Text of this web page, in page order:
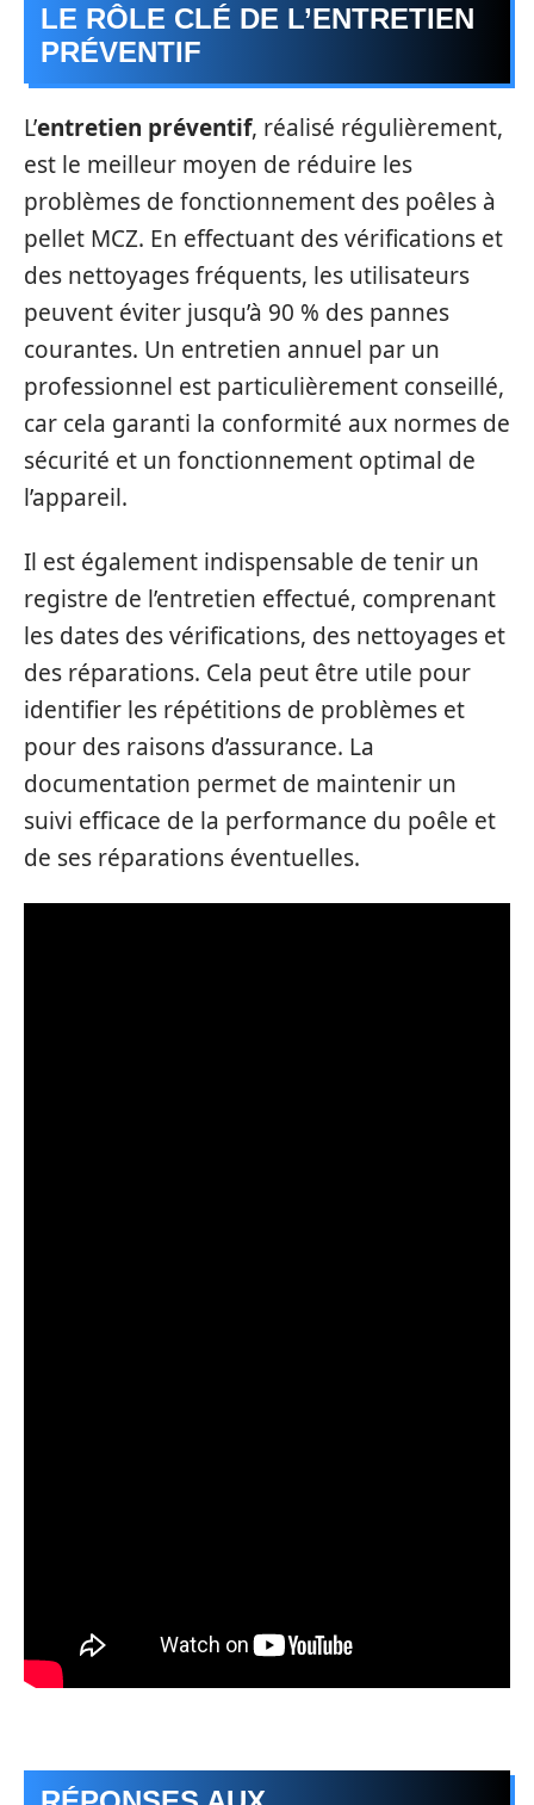
LE RÔLE CLÉ DE L’ENTRETIEN
PRÉVENTIF
L’entretien préventif, réalisé régulièrement,
est le meilleur moyen de réduire les
problèmes de fonctionnement des poêles à
pellet MCZ. En effectuant des vérifications et
des nettoyages fréquents, les utilisateurs
peuvent éviter jusqu’à 90 % des pannes
courantes. Un entretien annuel par un
professionnel est particulièrement conseillé,
car cela garanti la conformité aux normes de
sécurité et un fonctionnement optimal de
l’appareil.
Il est également indispensable de tenir un
registre de l’entretien effectué, comprenant
les dates des vérifications, des nettoyages et
des réparations. Cela peut être utile pour
identifier les répétitions de problèmes et
pour des raisons d’assurance. La
documentation permet de maintenir un
suivi efficace de la performance du poêle et
de ses réparations éventuelles.